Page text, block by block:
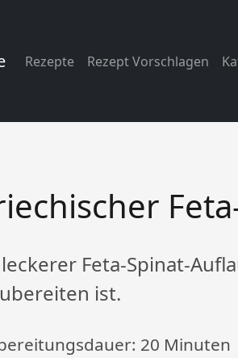
Rezepte Rezept Vorschlagen
leckerer Feta-Spinat-
ist.
20 Minuten